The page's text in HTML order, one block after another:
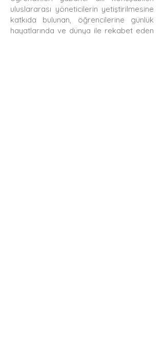
uluslararası yöneticilerin yetiştirilmesine
katkıda bulunan, öğrencilerine günlük
hayatlarında ve dünya ile rekabet eden